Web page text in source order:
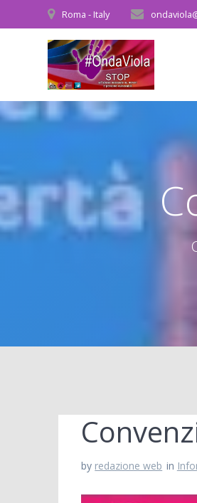
al
contenuto
Roma - Italy
by redazione web in